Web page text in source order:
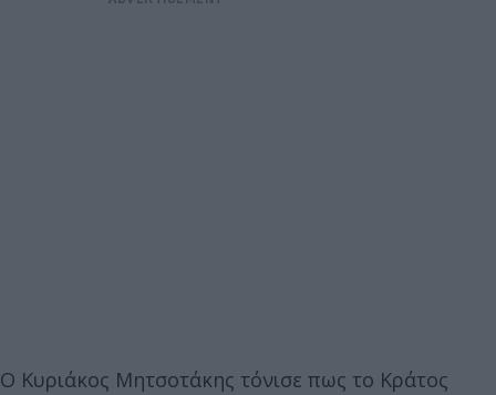
Ο Κυριάκος Μητσοτάκης τόνισε πως το Κράτος